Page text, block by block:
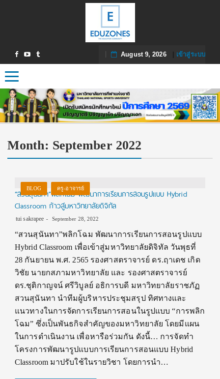
August 9, 2026| เข้าสู่ระบบ
Toggle navigation
Month: September 2022
BLOG ครู-อาจารย์
“สวนสุนันทา”พลิกโฉม พัฒนาการเรียนการสอนรูปแบบ Hybrid
Classroom ก้าวสู่มหาวิทยาลัยดิจิทัล
tui sakrapee September 28, 2022
“สวนสุนันทา”พลิกโฉม พัฒนาการเรียนการสอนรูปแบบ
Hybrid Classroom เพื่อเข้าสู่มหาวิทยาลัยดิจิทัล วันพุธที่
28 กันยายน พ.ศ. 2565 รองศาสตราจารย์ ดร.ฤาเดช เกิด
วิชัย นายกสภามหาวิทยาลัย และ รองศาสตราจารย์
ดร.ชุติกาญจน์ ศรีวิบูลย์ อธิการบดี มหาวิทยาลัยราชภัฏ
สวนสุนันทา นำทีมผู้บริหารประชุมสรุป ทิศทางและ
แนวทางในการจัดการเรียนการสอนในรูปแบบ “การพลิก
โฉม” ซึ่งเป็นพันธกิจสำคัญของมหาวิทยาลัย โดยมีแผน
ในการดำเนินงาน เพื่อหารือร่วมกัน ดังนี้… การจัดทำ
โครงการพัฒนารูปแบบการเรียนการสอนแบบ Hybrid
Classroom มาปรับใช้ในรายวิชา โดยการนำ…